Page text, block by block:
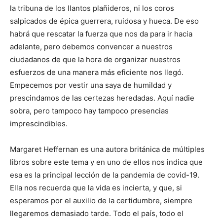
la tribuna de los llantos plañideros, ni los coros
salpicados de épica guerrera, ruidosa y hueca. De eso
habrá que rescatar la fuerza que nos da para ir hacia
adelante, pero debemos convencer a nuestros
ciudadanos de que la hora de organizar nuestros
esfuerzos de una manera más eficiente nos llegó.
Empecemos por vestir una saya de humildad y
prescindamos de las certezas heredadas. Aquí nadie
sobra, pero tampoco hay tampoco presencias
imprescindibles.
Margaret Heffernan es una autora británica de múltiples
libros sobre este tema y en uno de ellos nos indica que
esa es la principal lección de la pandemia de covid-19.
Ella nos recuerda que la vida es incierta, y que, si
esperamos por el auxilio de la certidumbre, siempre
llegaremos demasiado tarde. Todo el país, todo el